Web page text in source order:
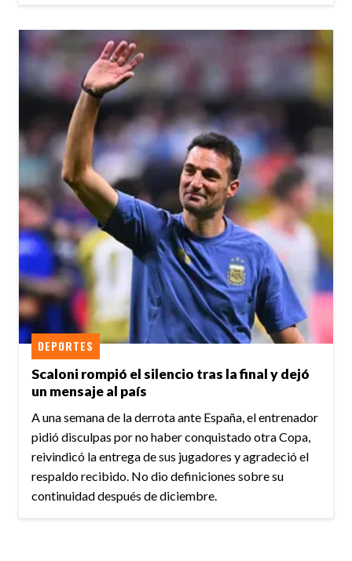
Scaloni rompió el silencio tras la final y dejó
un mensaje al país
DEPORTES
A una semana de la derrota ante España, el entrenador
pidió disculpas por no haber conquistado otra Copa,
reivindicó la entrega de sus jugadores y agradeció el
respaldo recibido. No dio definiciones sobre su
continuidad después de diciembre.